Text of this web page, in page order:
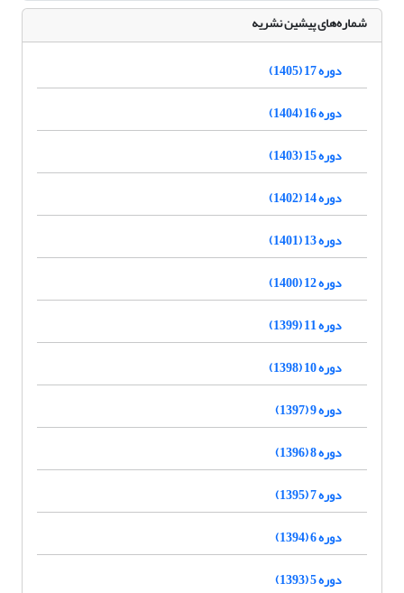
شماره‌های پیشین نشریه
دوره 17 (1405)
دوره 16 (1404)
دوره 15 (1403)
دوره 14 (1402)
دوره 13 (1401)
دوره 12 (1400)
دوره 11 (1399)
دوره 10 (1398)
دوره 9 (1397)
دوره 8 (1396)
دوره 7 (1395)
دوره 6 (1394)
دوره 5 (1393)